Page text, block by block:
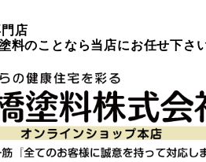
店
料のことなら当店にお任せ下さ